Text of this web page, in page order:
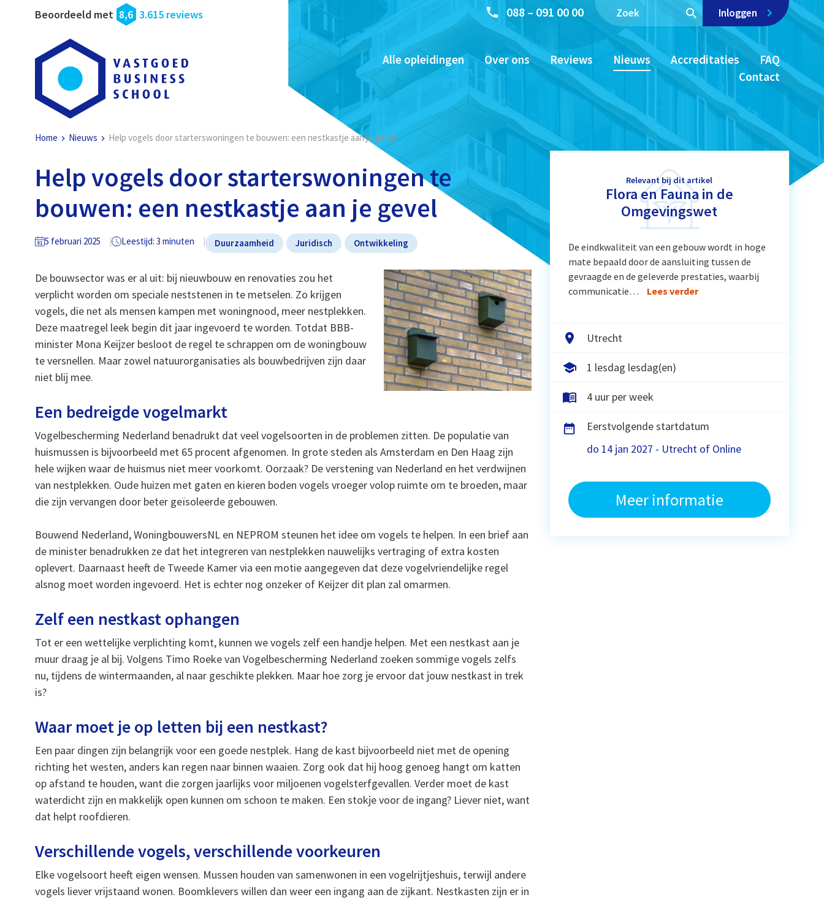
Beoordeeld met 8,6 3.615 reviews 088 – 091 00 00 Inloggen
Alle opleidingen Over ons Reviews Nieuws Accreditaties
FAQ
Contact
Home Nieuws Help vogels door starterswoningen te bouwen: een nestkastje aan je gevel
Help vogels door starterswoningen te
bouwen: een nestkastje aan je gevel
5 februari 2025 Leestijd: 3 minuten Duurzaamheid Juridisch Ontwikkeling
De bouwsector was er al uit: bij nieuwbouw en renovaties zou het
verplicht worden om speciale neststenen in te metselen. Zo krijgen
vogels, die net als mensen kampen met woningnood, meer nestplekken.
Deze maatregel leek begin dit jaar ingevoerd te worden. Totdat BBB-
minister Mona Keijzer besloot de regel te schrappen om de woningbouw
te versnellen. Maar zowel natuurorganisaties als bouwbedrijven zijn daar
niet blij mee.
Een bedreigde vogelmarkt
Vogelbescherming Nederland benadrukt dat veel vogelsoorten in de problemen zitten. De populatie van
huismussen is bijvoorbeeld met 65 procent afgenomen. In grote steden als Amsterdam en Den Haag zijn
hele wijken waar de huismus niet meer voorkomt. Oorzaak? De verstening van Nederland en het verdwijnen
van nestplekken. Oude huizen met gaten en kieren boden vogels vroeger volop ruimte om te broeden, maar
die zijn vervangen door beter geïsoleerde gebouwen.
Bouwend Nederland, WoningbouwersNL en NEPROM steunen het idee om vogels te helpen. In een brief aan
de minister benadrukken ze dat het integreren van nestplekken nauwelijks vertraging of extra kosten
oplevert. Daarnaast heeft de Tweede Kamer via een motie aangegeven dat deze vogelvriendelijke regel
alsnog moet worden ingevoerd. Het is echter nog onzeker of Keijzer dit plan zal omarmen.
Zelf een nestkast ophangen
Tot er een wettelijke verplichting komt, kunnen we vogels zelf een handje helpen. Met een nestkast aan je
muur draag je al bij. Volgens Timo Roeke van Vogelbescherming Nederland zoeken sommige vogels zelfs
nu, tijdens de wintermaanden, al naar geschikte plekken. Maar hoe zorg je ervoor dat jouw nestkast in trek
is?
Waar moet je op letten bij een nestkast?
Een paar dingen zijn belangrijk voor een goede nestplek. Hang de kast bijvoorbeeld niet met de opening
richting het westen, anders kan regen naar binnen waaien. Zorg ook dat hij hoog genoeg hangt om katten
op afstand te houden, want die zorgen jaarlijks voor miljoenen vogelsterfgevallen. Verder moet de kast
waterdicht zijn en makkelijk open kunnen om schoon te maken. Een stokje voor de ingang? Liever niet, want
dat helpt roofdieren.
Verschillende vogels, verschillende voorkeuren
Elke vogelsoort heeft eigen wensen. Mussen houden van samenwonen in een vogelrijtjeshuis, terwijl andere
vogels liever vrijstaand wonen. Boomklevers willen dan weer een ingang aan de zijkant. Nestkasten zijn er in
Relevant bij dit artikel
Flora en Fauna in de
Omgevingswet
De eindkwaliteit van een gebouw wordt in hoge
mate bepaald door de aansluiting tussen de
gevraagde en de geleverde prestaties, waarbij
communicatie…
Lees verder
Utrecht
1 lesdag lesdag(en)
4 uur per week
Eerstvolgende startdatum
do 14 jan 2027 - Utrecht of Online
Meer informatie